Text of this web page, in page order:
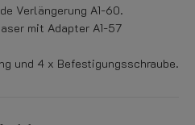
Verlängerung A1-60.
mit Adapter A1-57
und 4 x Befestigungsschraube.